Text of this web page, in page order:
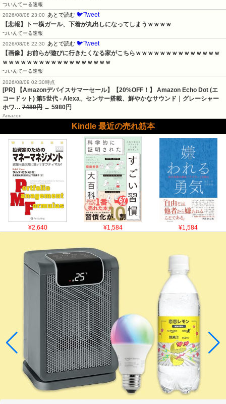
ついんてーる速報
2026/08/08 23:00
あとで読む 🐦Tweet
【悲報】トー横ガール、下着が丸出しになってしまうｗｗｗｗ
ついんてーる速報
2026/08/08 22:30
あとで読む 🐦Tweet
【画像】お前らが遊びに行きたくなる家がこちらｗｗｗｗｗｗｗｗｗｗｗｗｗｗ
ｗｗｗｗｗｗｗｗｗｗｗｗｗｗｗｗｗｗ
ついんてーる速報
2026/08/09 02:30時点
[PR] 【Amazonデバイスサマーセール】【20%OFF！】 Amazon Echo Dot (エ
コードット) 第5世代 - Alexa、センサー搭載、鮮やかなサウンド｜グレーシャー
ホワ… 7480円 → 5980円
Amazon
Kindle 最近の売れ筋本
¥2,640 ¥1,584 ¥1,584